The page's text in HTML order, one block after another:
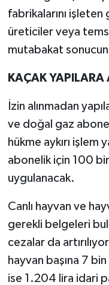
fabrikalarını
üreticiler veya
mutabakat
KAÇAK YAPILARA
İzin alınmadan
ve doğal gaz
hükme aykırı işlem
abonelik için 100
uygulanacak.
Canlı hayvan ve
gerekli belgeleri
cezalar da
hayvan başına 7
ise 1.204 lira idari